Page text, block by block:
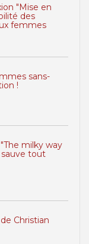
"Mise en
des
femmes
sans-
!
milky way
tout
Christian